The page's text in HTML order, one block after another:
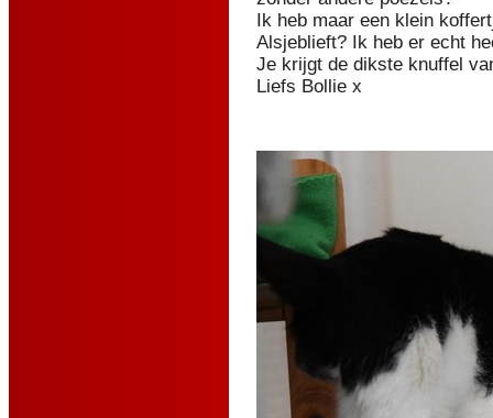
Ik heb maar een klein
Alsjeblieft? Ik heb er echt
Je krijgt de dikste knuffel
Liefs Bollie x